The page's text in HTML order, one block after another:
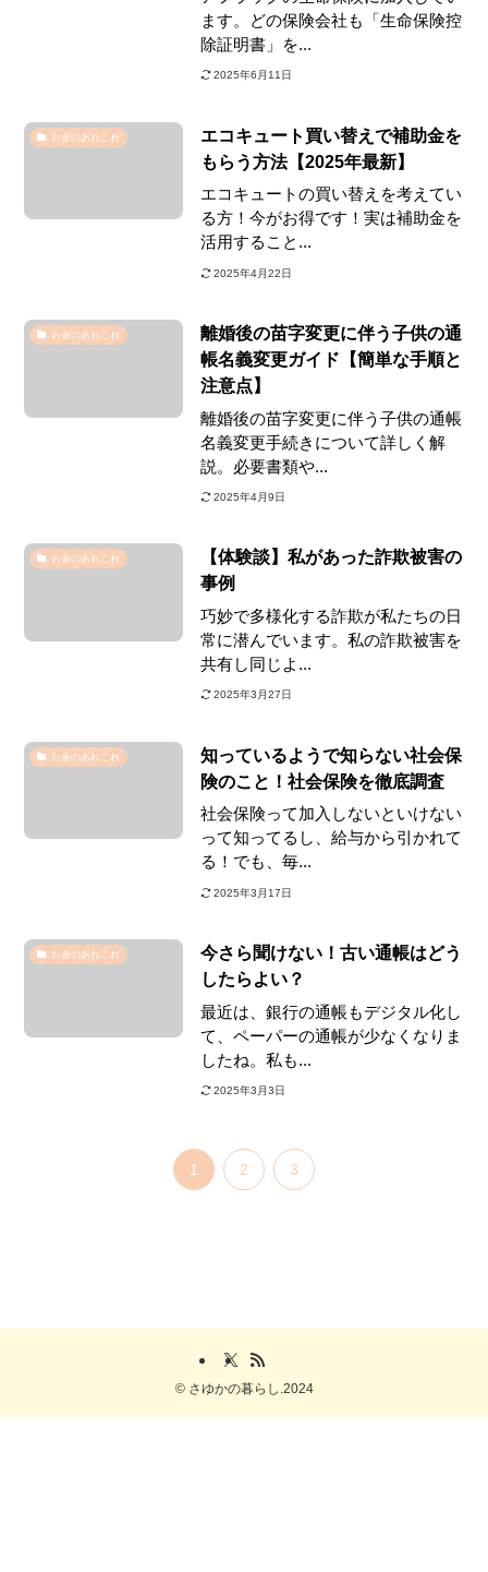
ます。どの保険会社も「生命保険控
除証明書」を...
2025年6月11日
お金のあれこれ
エコキュート買い替えで補助金を
もらう方法【2025年最新】
エコキュートの買い替えを考えてい
る方！今がお得です！実は補助金を
活用すること...
2025年4月22日
お金のあれこれ
離婚後の苗字変更に伴う子供の通
帳名義変更ガイド【簡単な手順と
注意点】
離婚後の苗字変更に伴う子供の通帳
名義変更手続きについて詳しく解
説。必要書類や...
2025年4月9日
お金のあれこれ
【体験談】私があった詐欺被害の
事例
巧妙で多様化する詐欺が私たちの日
常に潜んでいます。私の詐欺被害を
共有し同じよ...
2025年3月27日
お金のあれこれ
知っているようで知らない社会保
険のこと！社会保険を徹底調査
社会保険って加入しないといけない
って知ってるし、給与から引かれて
る！でも、毎...
2025年3月17日
お金のあれこれ
今さら聞けない！古い通帳はどう
したらよい？
最近は、銀行の通帳もデジタル化し
て、ペーパーの通帳が少なくなりま
したね。私も...
2025年3月3日
1 2 3
©さゆかの暮らし.2024